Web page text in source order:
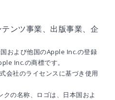
ンツ事業、出版事業、企
および他国のApple Inc.の登録
Inc.の商標です。
会社のライセンスに基づき使用
クの名称、ロゴは、日本国およ